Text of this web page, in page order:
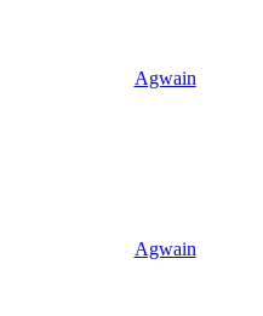
Agwain
Agwain